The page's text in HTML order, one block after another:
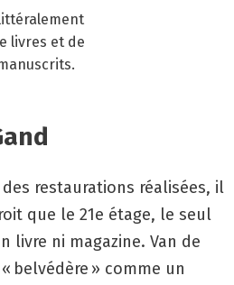
livres et de
restaurations réalisées, il
que le 21e étage, le seul
livre ni magazine. Van de
belvédère » comme un